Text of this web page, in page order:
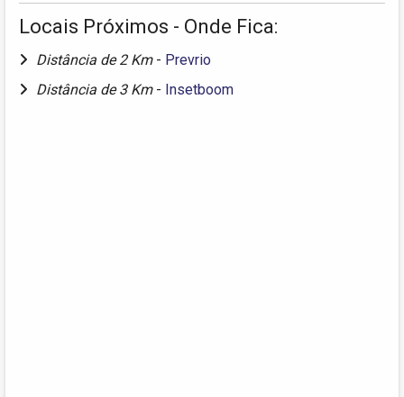
Locais Próximos - Onde Fica:
Distância de 2 Km - Prevrio
Distância de 3 Km - Insetboom